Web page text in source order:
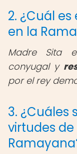
2. ¿Cuál
en la
Madre Sita
conyugal y
por el rey
3. ¿Cuáles
virtudes